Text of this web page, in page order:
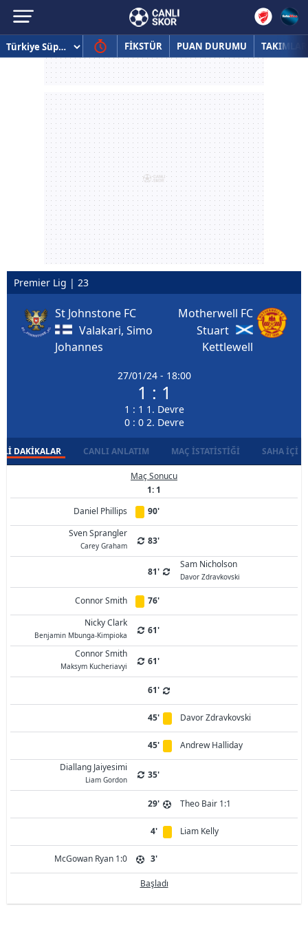
FİKSTÜR PUAN DURUMU TAKIMLAR
Premier Lig | 23
St Johnstone FC
Valakari, Simo
Johannes
27/01/24 - 18:00
1 : 1
1 : 1 1. Devre
0 : 0 2. Devre
Motherwell FC
Stuart
Kettlewell
DAKIKALAR CANLI ANLATIM MAÇ İSTATISTIĞI SAHA İÇI
Maç Sonucu
1: 1
Daniel Phillips
90'
Sven Sprangler
Carey Graham 83'
81'
Sam Nicholson
Davor Zdravkovski
Connor Smith
76'
Nicky Clark
Benjamin Mbunga-Kimpioka
61'
Connor Smith
Maksym Kucheriavyi 61'
61'
45' Davor Zdravkovski
45'
Andrew Halliday
Diallang Jaiyesimi
Liam Gordon 35'
29' Theo Bair 1:1
4' Liam Kelly
McGowan Ryan 1:0 3'
Başladı